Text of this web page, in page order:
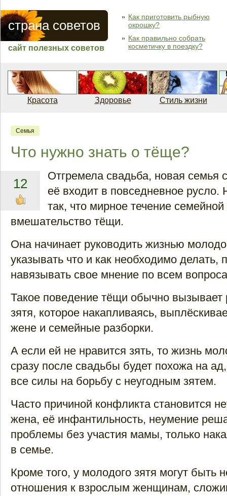
страна советов
сайт полезных советов
Как приготовить рыбную
окрошку?
Как правильно собрать
косметичку в поездку?
Красота Здоровье Стиль жизни
Семья
Что нужно знать о тёще?
12
Отгремела свадьба, новая семья
её входит в повседневное русло.
так, что мирное течение
вмешательство тёщи.
Она начинает руководить жизнью
указывать что и как необходимо делать,
навязывать свое мнение по всем
Такое поведение тёщи обычно вызывает
зятя, которое накапливаясь,
жене и семейные разборки.
А если ей не нравится зять, то жизнь
сразу после свадьбы будет похожа на
все силы на борьбу с неугодным зятем.
Часто причиной конфликта становится
жена, её инфантильность, неумение
проблемы без участия мамы, только
в семье.
Кроме того, у молодого зятя могут быть
отношения к взрослым женщинам,